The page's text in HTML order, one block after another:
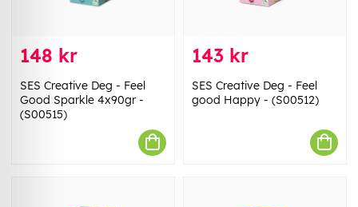
148 kr
SES Creative Deg - Feel
Good Sparkle 4x90gr -
(S00515)
143 kr
SES Creative Deg - Feel
good Happy - (S00512)